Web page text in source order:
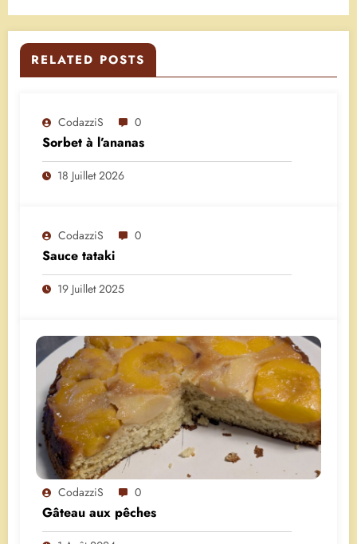
RELATED POSTS
CodazziS 0
Sorbet à l’ananas
18 Juillet 2026
CodazziS 0
Sauce tataki
19 Juillet 2025
CodazziS 0
Gâteau aux pêches